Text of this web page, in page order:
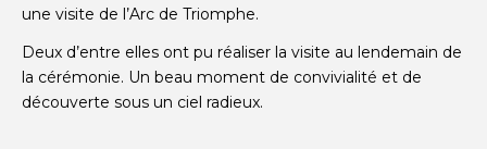
une visite de l’Arc de Triomphe.
Deux d’entre elles ont pu réaliser la visite au lendemain de
la cérémonie. Un beau moment de convivialité et de
découverte sous un ciel radieux.